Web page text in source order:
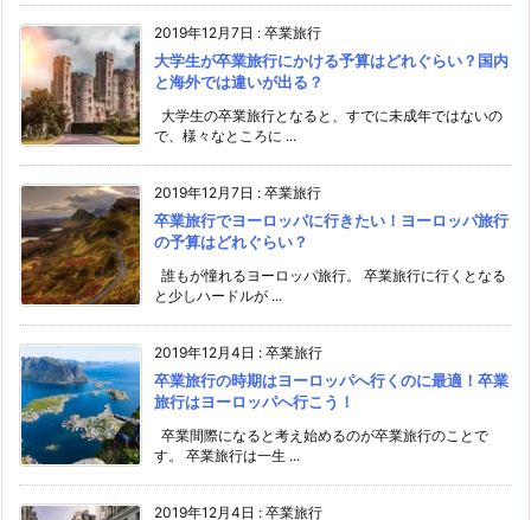
2019年12月7日 : 卒業旅行
大学生が卒業旅行にかける予算はどれぐらい？国内
と海外では違いが出る？
大学生の卒業旅行となると、すでに未成年ではないの
で、様々なところに ...
2019年12月7日 : 卒業旅行
卒業旅行でヨーロッパに行きたい！ヨーロッパ旅行
の予算はどれぐらい？
誰もが憧れるヨーロッパ旅行。 卒業旅行に行くとなる
と少しハードルが ...
2019年12月4日 : 卒業旅行
卒業旅行の時期はヨーロッパへ行くのに最適！卒業
旅行はヨーロッパへ行こう！
卒業間際になると考え始めるのが卒業旅行のことで
す。 卒業旅行は一生 ...
2019年12月4日 : 卒業旅行